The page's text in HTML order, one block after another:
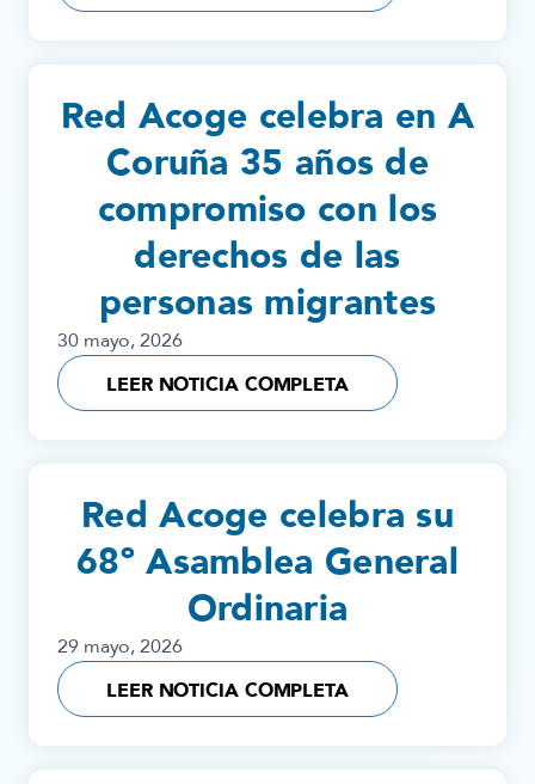
Red Acoge celebra en A
Coruña 35 años de
compromiso con los
derechos de las
personas migrantes
30 mayo, 2026
LEER NOTICIA COMPLETA
Red Acoge celebra su
68º Asamblea General
Ordinaria
29 mayo, 2026
LEER NOTICIA COMPLETA